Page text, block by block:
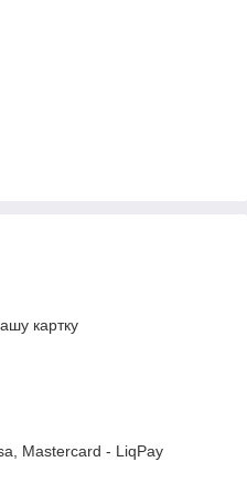
картку
Mastercard - LiqPay